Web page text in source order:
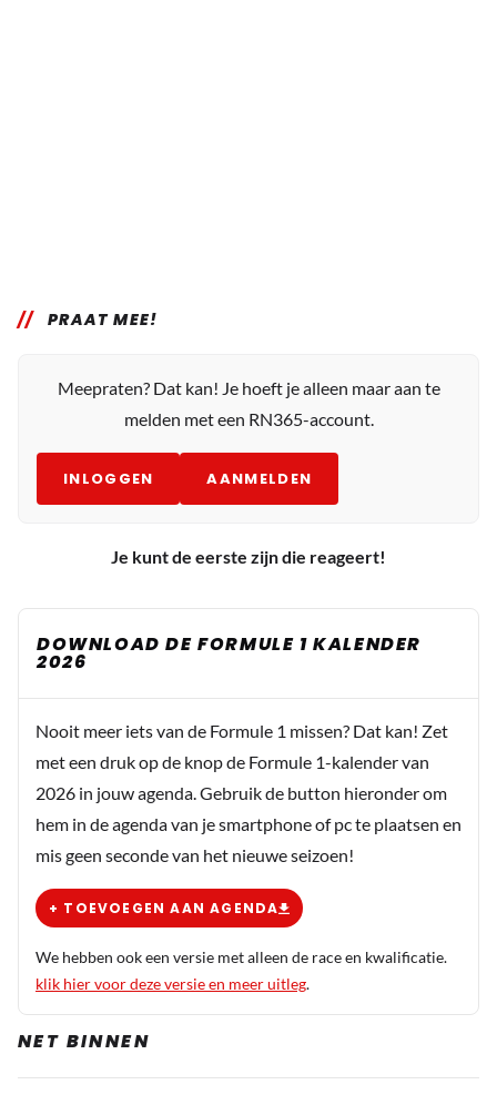
PRAAT MEE!
Meepraten? Dat kan! Je hoeft je alleen maar aan te
melden met een RN365-account.
INLOGGEN AANMELDEN
Je kunt de eerste zijn die reageert!
DOWNLOAD DE FORMULE 1 KALENDER
2026
Nooit meer iets van de Formule 1 missen? Dat kan! Zet
met een druk op de knop de Formule 1-kalender van
2026 in jouw agenda. Gebruik de button hieronder om
hem in de agenda van je smartphone of pc te plaatsen en
mis geen seconde van het nieuwe seizoen!
+ TOEVOEGEN AAN AGENDA
We hebben ook een versie met alleen de race en kwalificatie.
klik hier voor deze versie en meer uitleg.
NET BINNEN